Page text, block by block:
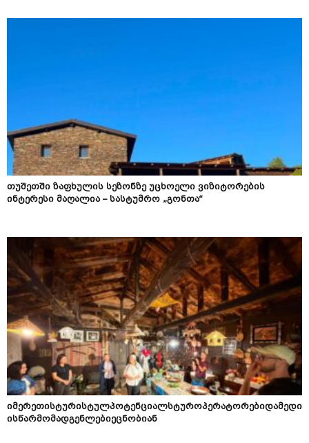
თუშეთში ზაფხულის სეზონზე უცხოელი ვიზიტორების
ინტერესი მაღალია – სასტუმრო „გონთა“
იმერეთისტურისტულპოტენციალსტუროპერატორებიდამედი
ისწარმომადგენლებიეცნობიან